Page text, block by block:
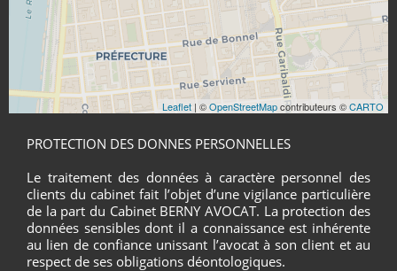
Leaflet | ©OpenStreetMapcontributeurs ©CARTO
PROTECTION DES DONNES PERSONNELLES
Le traitement des données à caractère personnel des
clients du cabinet fait l’objet d’une vigilance particulière
de la part du Cabinet BERNY AVOCAT. La protection des
données sensibles dont il a connaissance est inhérente
au lien de confiance unissant l’avocat à son client et au
respect de ses obligations déontologiques.